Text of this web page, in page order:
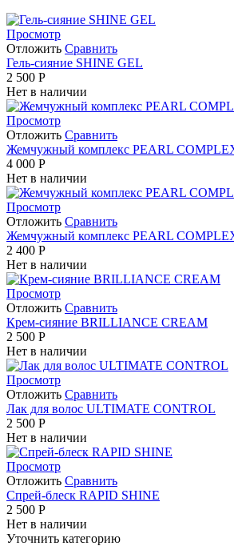
Просмотр
Отложить Сравнить
Гель-сияние SHINE GEL
2 500 Р
Нет в наличии
Просмотр
Отложить Сравнить
Жемчужный комплекс PEARL
4 000 Р
Нет в наличии
Просмотр
Отложить Сравнить
Жемчужный комплекс PEARL
2 400 Р
Нет в наличии
Просмотр
Отложить Сравнить
Крем-сияние BRILLIANCE CREAM
2 500 Р
Нет в наличии
Просмотр
Отложить Сравнить
Лак для волос ULTIMATE CONTROL
2 500 Р
Нет в наличии
Просмотр
Отложить Сравнить
Спрей-блеск RAPID SHINE
2 500 Р
Нет в наличии
Уточнить категорию